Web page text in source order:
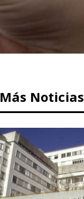
Más Noticias